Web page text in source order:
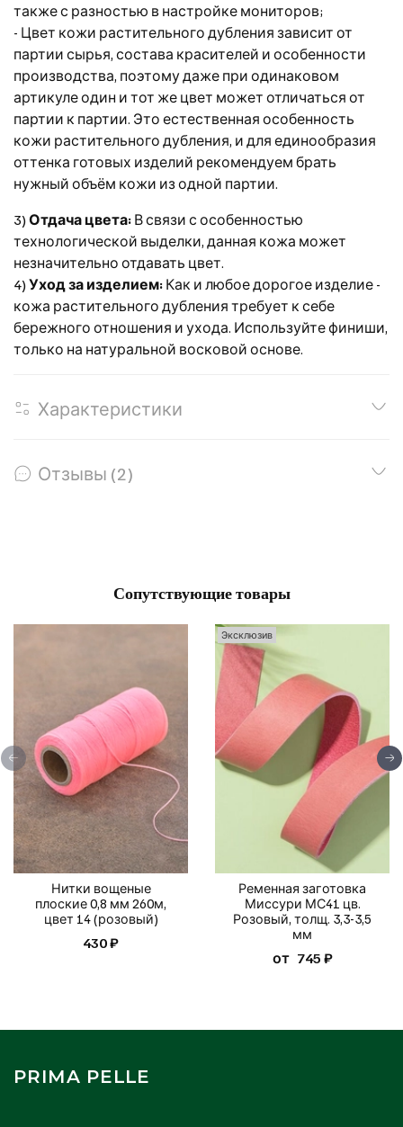
также с разностью в настройке мониторов;
- Цвет кожи растительного дубления зависит от
партии сырья, состава красителей и особенности
производства, поэтому даже при одинаковом
артикуле один и тот же цвет может отличаться от
партии к партии. Это естественная особенность
кожи растительного дубления, и для единообразия
оттенка готовых изделий рекомендуем брать
нужный объём кожи из одной партии.
3)Отдача цвета: В связи с особенностью
технологической выделки, данная кожа может
незначительно отдавать цвет.
4)Уход за изделием: Как и любое дорогое изделие -
кожа растительного дубления требует к себе
бережного отношения и ухода. Используйте финиши,
только на натуральной восковой основе.
Характеристики
Отзывы (2)
Сопутствующие товары
Нитки вощеные
плоские 0,8 мм 260м,
цвет 14 (розовый)
430 ₽
Эксклюзив
Ременная заготовка
Миссури МС41 цв.
Розовый, толщ. 3,3-3,5
мм
от 745 ₽
PRIMA PELLE